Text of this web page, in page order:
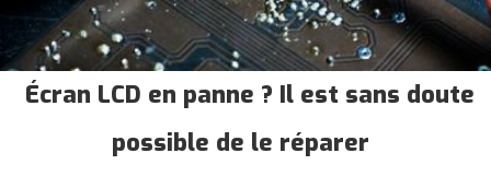
Écran LCD en panne ? Il est sans doute
possible de le réparer